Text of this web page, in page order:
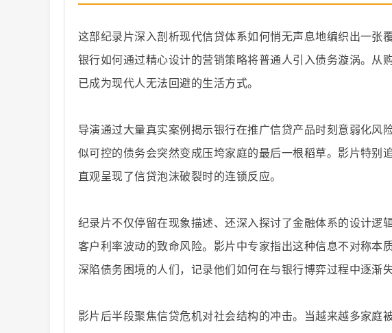
录
这部纪录片深入剖析现代信贷体系如何悄无声息地编织出一张
银行如何通过精心设计的营销策略将普通人引入债务漩涡。从
已成为现代人无法回避的生活方式。
导演通过大量真实案例揭示银行在推广信贷产品时刻意弱化风
似可控的债务会突然变成压垮家庭的最后一根稻草。影片特别
直观呈现了信贷泡沫破裂时的连锁反应。
纪录片不仅停留在现象描述、还深入探讨了金融体系的设计逻
客户利率波动的致命风险。影片中专家指出这种信息不对称本
深陷债务困境的人们，记录他们如何在与银行博弈过程中逐渐
影片后半段聚焦信贷危机对社会结构的冲击。当越来越多家庭